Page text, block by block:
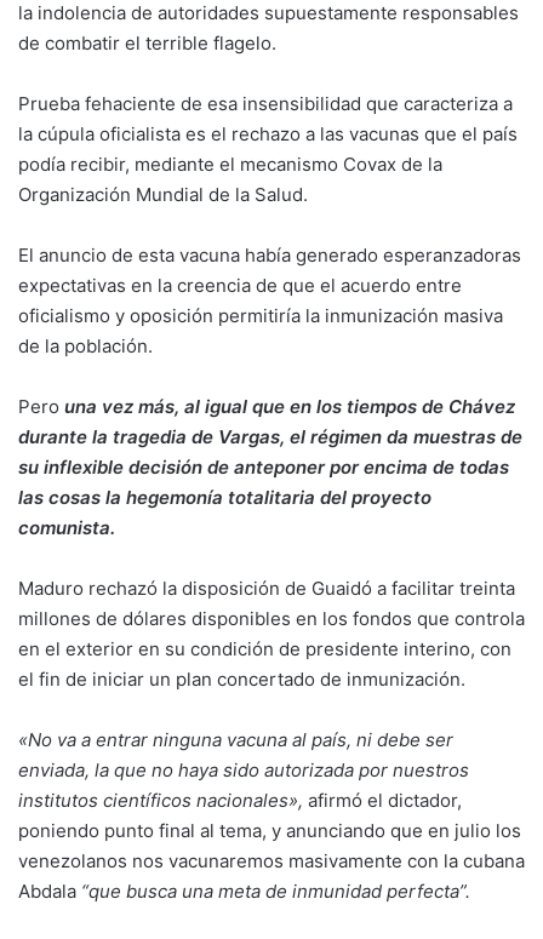
la indolencia de autoridades supuestamente responsables
de combatir el terrible flagelo.
Prueba fehaciente de esa insensibilidad que caracteriza a
la cúpula oficialista es el rechazo a las vacunas que el país
podía recibir, mediante el mecanismo Covax de la
Organización Mundial de la Salud.
El anuncio de esta vacuna había generado esperanzadoras
expectativas en la creencia de que el acuerdo entre
oficialismo y oposición permitiría la inmunización masiva
de la población.
Pero una vez más, al igual que en los tiempos de Chávez
durante la tragedia de Vargas, el régimen da muestras de
su inflexible decisión de anteponer por encima de todas
las cosas la hegemonía totalitaria del proyecto
comunista.
Maduro rechazó la disposición de Guaidó a facilitar treinta
millones de dólares disponibles en los fondos que controla
en el exterior en su condición de presidente interino, con
el fin de iniciar un plan concertado de inmunización.
«No va a entrar ninguna vacuna al país, ni debe ser
enviada, la que no haya sido autorizada por nuestros
institutos científicos nacionales», afirmó el dictador,
poniendo punto final al tema, y anunciando que en julio los
venezolanos nos vacunaremos masivamente con la cubana
Abdala “que busca una meta de inmunidad perfecta”.